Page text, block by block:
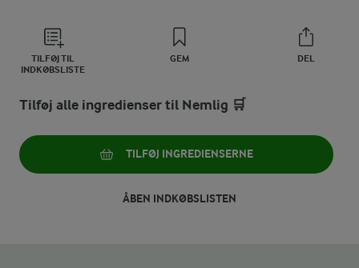
TILFØJ TIL
INDKØBSLISTE
GEM DEL
Tilføj alle ingredienser til Nemlig 🛒
TILFØJ INGREDIENSERNE
ÅBEN INDKØBSLISTEN